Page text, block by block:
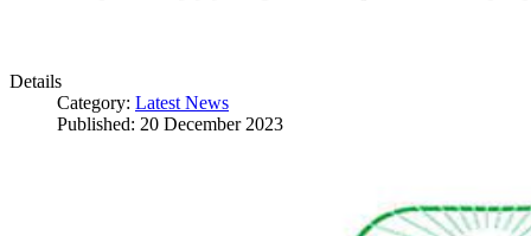
Details
Category: Latest News
Published: 20 December 2023